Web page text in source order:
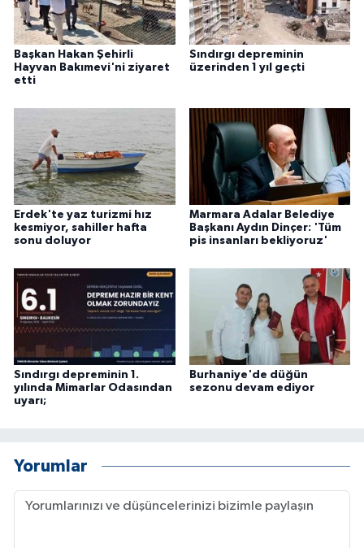
Başkan Hakan Şehirli
Hayvan Bakımevi'ni ziyaret
etti
Sındırgı depreminin
üzerinden 1 yıl geçti
Erdek'te yaz turizmi hız
kesmiyor, sahiller hafta
sonu doluyor
Marmara Adalar Belediye
Başkanı Aydın Dinçer: 'Tüm
pis insanları bekliyoruz'
Sındırgı depreminin 1.
yılında Mimarlar Odasından
uyarı;
Burhaniye'de düğün
sezonu devam ediyor
Yorumlar